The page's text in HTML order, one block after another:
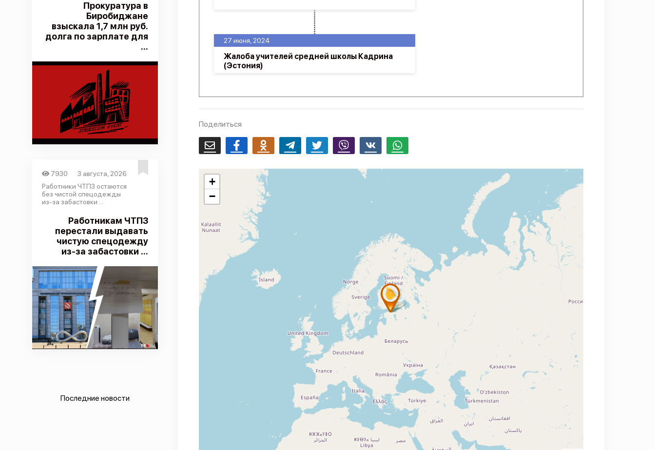
Прокуратура в
Биробиджане
взыскала 1,7 млн руб.
долга по зарплате для
...
7930
3 августа, 2026
Работники ЧТПЗ остаются
без чистой спецодежды
из-за забастовки ...
Работникам ЧТПЗ
перестали выдавать
чистую спецодежду
из-за забастовки ...
Последние новости
27 июня, 2024
Жалоба учителей средней школы Кадрина
(Эстония)
Поделиться
Email FacebookOdnoklassnikiTelegram Twitter Viber Whatsapp
+
−